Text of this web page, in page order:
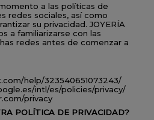
a las políticas de
redes sociales, así como
su privacidad. JOYERÍA
a familiarizarse con las
redes antes de comenzar a
help/323540651073243/
intl/es/policies/privacy/
privacy
POLÍTICA DE PRIVACIDAD?